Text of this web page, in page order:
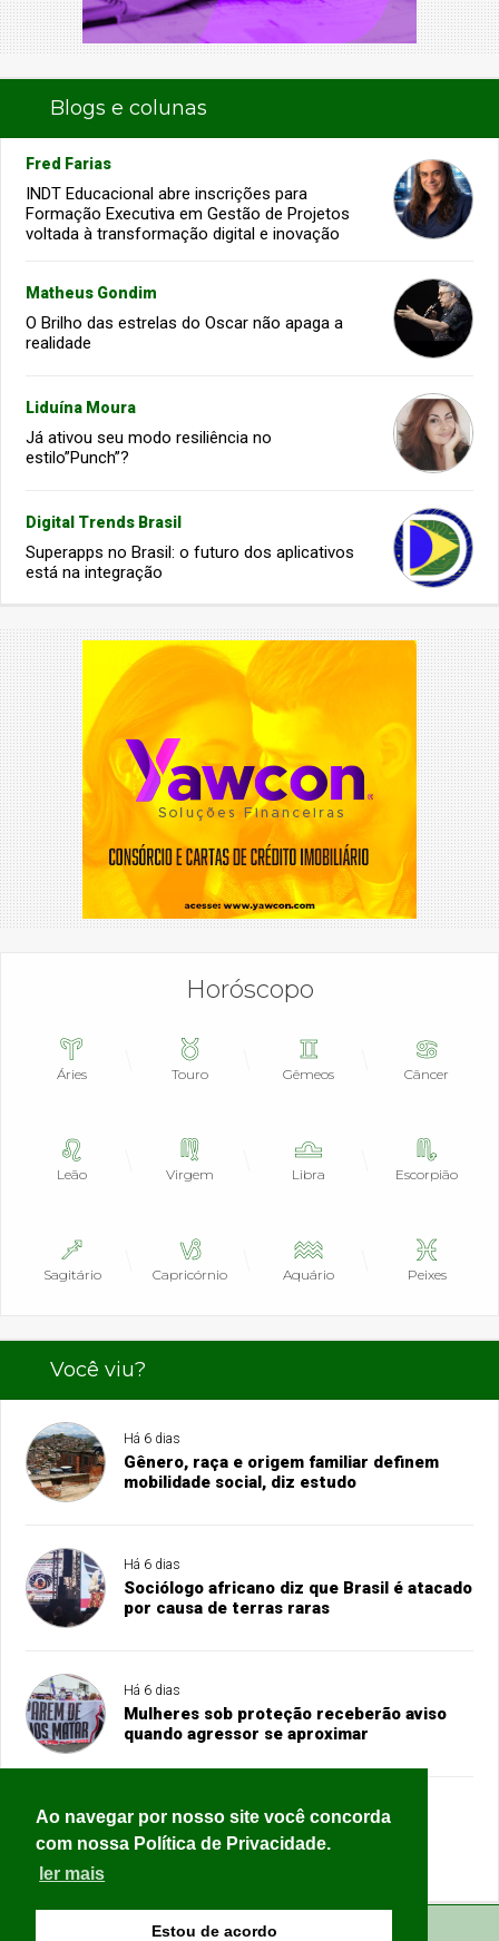
Ao navegar por nosso site você concorda
com nossa Política de Privacidade.
ler mais
Estou de acordo
Blogs e colunas
Fred Farias
INDT Educacional abre inscrições para
Formação Executiva em Gestão de Projetos
voltada à transformação digital e inovação
Matheus Gondim
O Brilho das estrelas do Oscar não apaga a
realidade
Liduína Moura
Já ativou seu modo resiliência no
estilo”Punch”?
Digital Trends Brasil
Superapps no Brasil: o futuro dos aplicativos
está na integração
Horóscopo
Áries Touro Gêmeos Câncer
Leão Virgem Libra Escorpião
Sagitário Capricórnio Aquário Peixes
Você viu?
Há 6 dias
Gênero, raça e origem familiar definem
mobilidade social, diz estudo
Há 6 dias
Sociólogo africano diz que Brasil é atacado
por causa de terras raras
Há 6 dias
Mulheres sob proteção receberão aviso
quando agressor se aproximar
Há 6 dias
Governo do Rio cria órgãos que vão